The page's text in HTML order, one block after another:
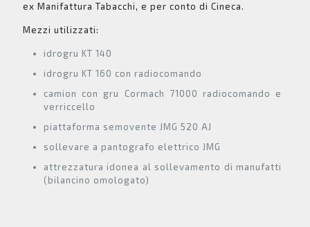
ex Manifattura Tabacchi, e per conto di Cineca.
Mezzi utilizzati:
idrogru KT 140
idrogru KT 160 con radiocomando
camion con gru Cormach 71000 radiocomando e
verriccello
piattaforma semovente JMG 520 AJ
sollevare a pantografo elettrico JMG
attrezzatura idonea al sollevamento di manufatti
(bilancino omologato)